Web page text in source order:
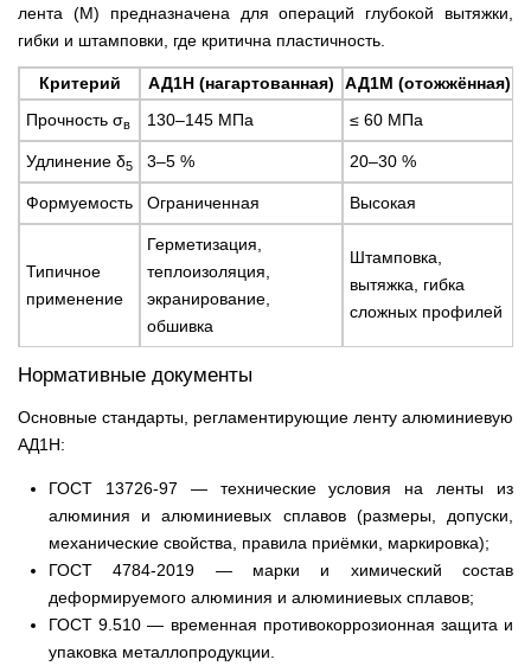
лента (М) предназначена для операций глубокой вытяжки,
гибки и штамповки, где критична пластичность.
Критерий АД1Н (нагартованная)
АД1М (отожжённая)
Прочность σв 130–145 МПа ≤ 60 МПа
Удлинение δ5 3–5 % 20–30 %
Формуемость Ограниченная Высокая
Типичное
применение
Герметизация,
теплоизоляция,
экранирование,
обшивка
Штамповка,
вытяжка, гибка
сложных профилей
Нормативные документы
Основные стандарты, регламентирующие ленту алюминиевую
АД1Н:
ГОСТ 13726-97 — технические условия на ленты из
алюминия и алюминиевых сплавов (размеры, допуски,
механические свойства, правила приёмки, маркировка);
ГОСТ 4784-2019 — марки и химический состав
деформируемого алюминия и алюминиевых сплавов;
ГОСТ 9.510 — временная противокоррозионная защита и
упаковка металлопродукции.